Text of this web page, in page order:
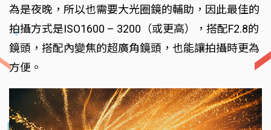
為是夜晚，所以也需要大光圈鏡的輔助，因此最佳的
拍攝方式是ISO1600 – 3200（或更高），搭配F2.8的
鏡頭，搭配內變焦的超廣角鏡頭，也能讓拍攝時更為
方便。